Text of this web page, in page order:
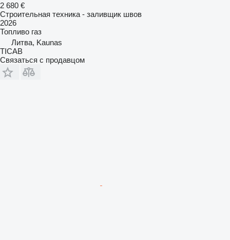
2 680 €
Строительная техника - заливщик швов
2026
Топливо газ
Литва, Kaunas
ТІСАВ
Связаться с продавцом